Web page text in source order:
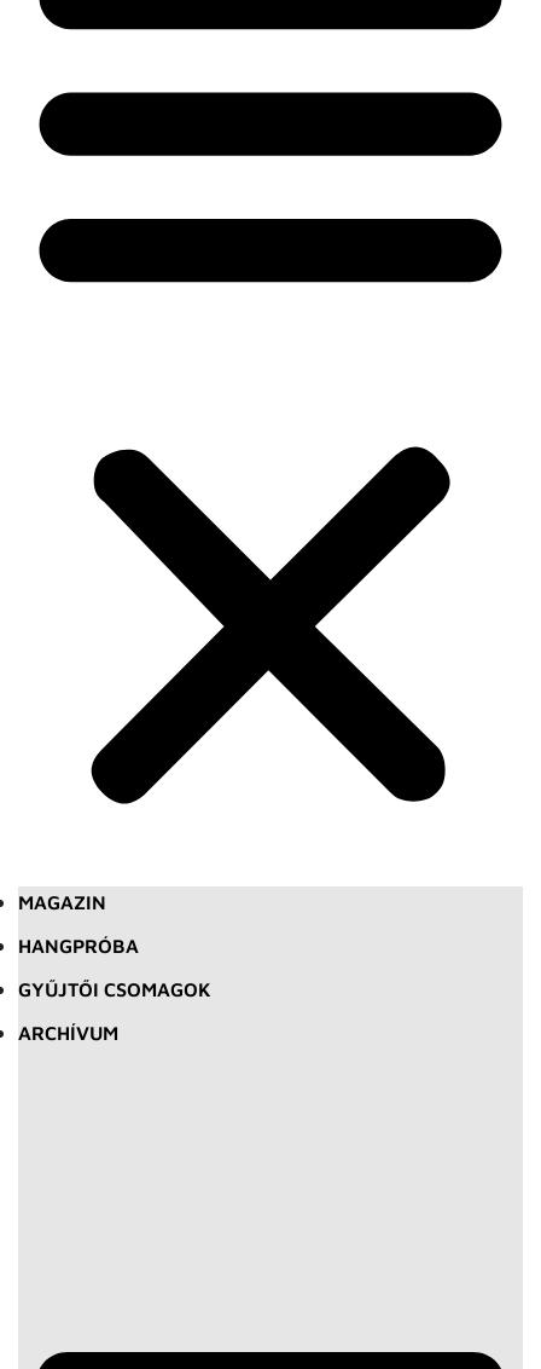
MAGAZIN
HANGPRÓBA
GYŰJTŐI CSOMAGOK
ARCHÍVUM